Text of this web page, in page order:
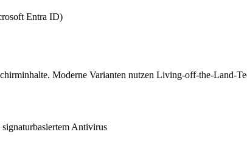
Entra ID)
Moderne Varianten nutzen Living-off-the-
Antivirus